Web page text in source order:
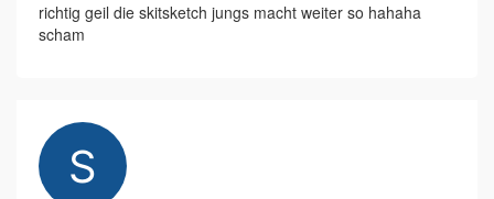
richtig geil die skitsketch jungs macht weiter so hahaha
scham